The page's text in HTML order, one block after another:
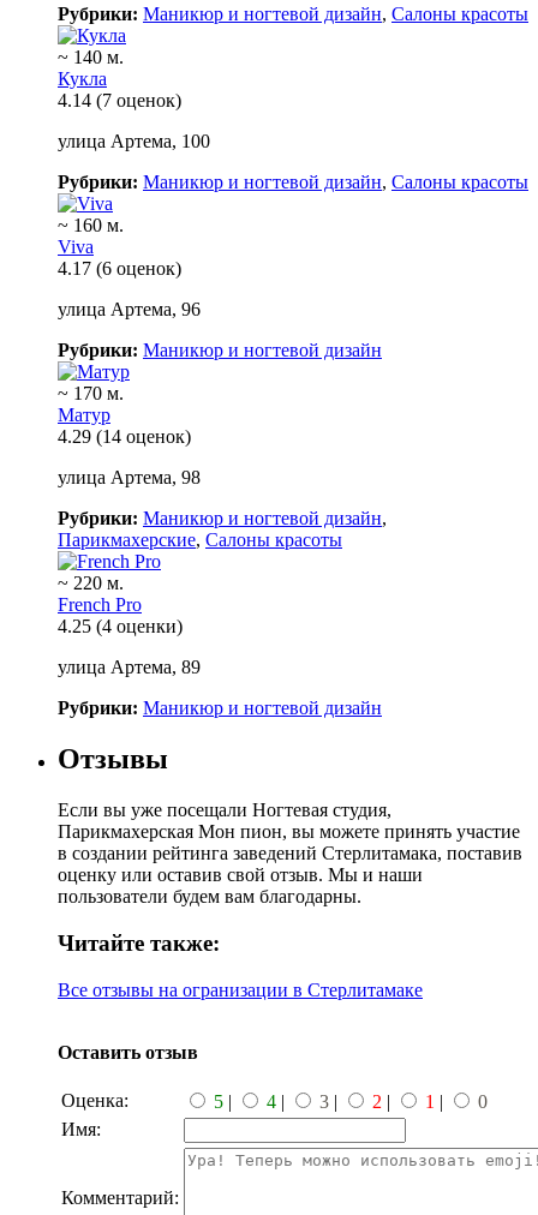
Рубрики: Маникюр и ногтевой дизайн, Салоны красоты
~ 140 м.
Кукла
4.14 (7 оценок)
улица Артема, 100
Рубрики: Маникюр и ногтевой дизайн, Салоны красоты
~ 160 м.
Viva
4.17 (6 оценок)
улица Артема, 96
Рубрики: Маникюр и ногтевой дизайн
~ 170 м.
Матур
4.29 (14 оценок)
улица Артема, 98
Рубрики: Маникюр и ногтевой дизайн,
Парикмахерские, Салоны красоты
~ 220 м.
French Pro
4.25 (4 оценки)
улица Артема, 89
Рубрики: Маникюр и ногтевой дизайн
Отзывы
Если вы уже посещали Ногтевая студия,
Парикмахерская Мон пион, вы можете принять участие
в создании рейтинга заведений Стерлитамака, поставив
оценку или оставив свой отзыв. Мы и наши
пользователи будем вам благодарны.
Читайте также:
Все отзывы на огранизации в Стерлитамаке
Оставить отзыв
Оценка: 5 | 4 | 3 | 2 | 1 |
0
Имя:
Комментарий: